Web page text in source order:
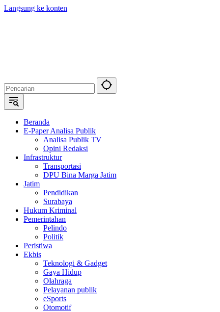
Langsung ke konten
Beranda
E-Paper Analisa Publik
Analisa Publik TV
Opini Redaksi
Infrastruktur
Transportasi
DPU Bina Marga Jatim
Jatim
Pendidikan
Surabaya
Hukum Kriminal
Pemerintahan
Pelindo
Politik
Peristiwa
Ekbis
Teknologi & Gadget
Gaya Hidup
Olahraga
Pelayanan publik
eSports
Otomotif